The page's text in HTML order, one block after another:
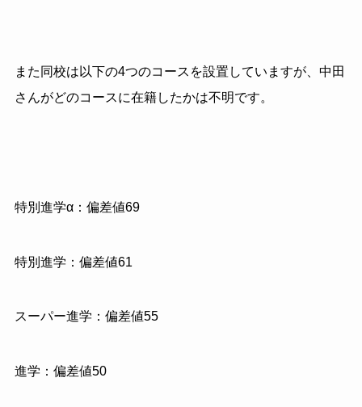
また同校は以下の4つのコースを設置していますが、中田
さんがどのコースに在籍したかは不明です。
特別進学α：偏差値69
特別進学：偏差値61
スーパー進学：偏差値55
進学：偏差値50